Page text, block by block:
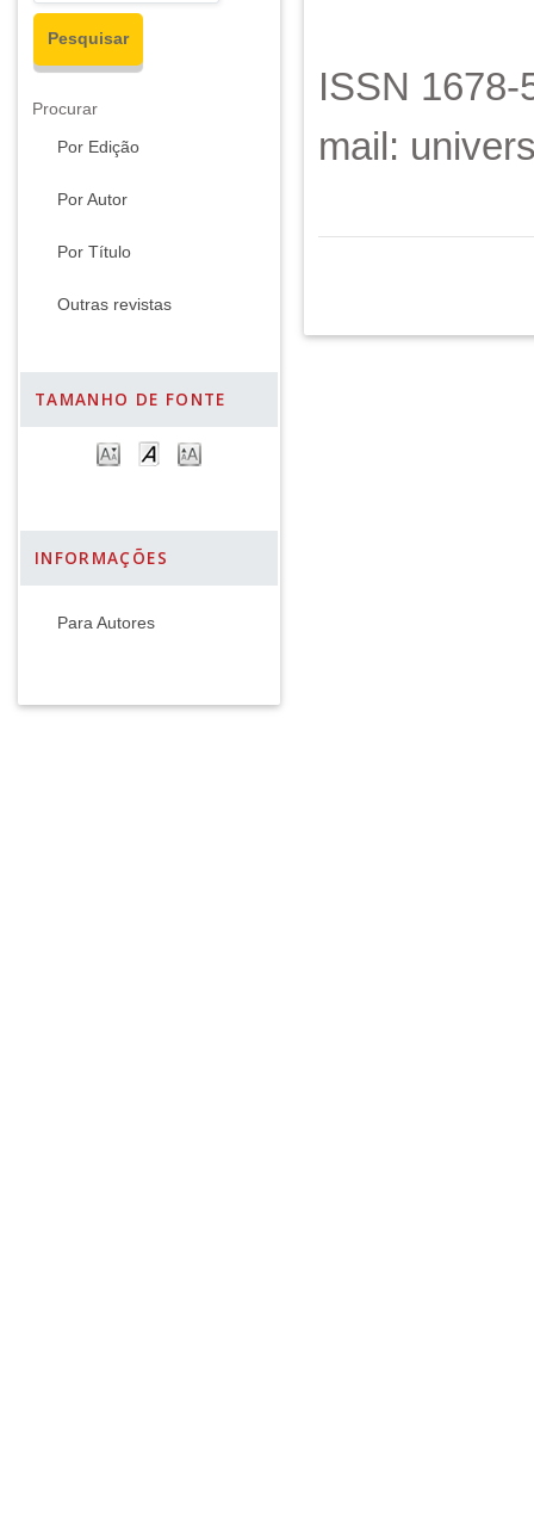
Procurar
Por Edição
Por Autor
Por Título
Outras revistas
TAMANHO DE FONTE
INFORMAÇÕES
Para Autores
ISSN
mail: